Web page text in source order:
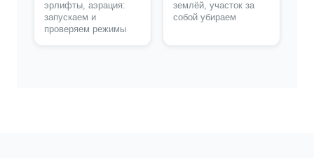
эрлифты, аэрация:
запускаем и
проверяем режимы
землёй, участок за
собой убираем